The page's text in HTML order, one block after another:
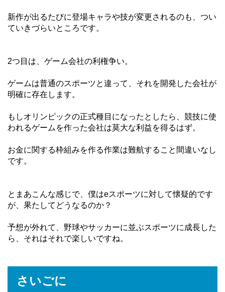
新作が出るたびに登場キャラや技が変更されるのも、つい
ていきづらいところです。
2つ目は、ゲーム会社の利権争い。
ゲームは普通のスポーツと違って、それを開発した会社が
明確に存在します。
もしオリンピックの正式種目になったとしたら、競技に使
われるゲームを作った会社は莫大な利益を得るはず。
お金に関する枠組みを作る作業は難航すること間違いなし
です。
とまあこんな感じで、僕はeスポーツに対して懐疑的です
が、果たしてどうなるのか？
予想が外れて、野球やサッカーに並ぶスポーツに成長した
ら、それはそれで楽しいですね。
さいごに